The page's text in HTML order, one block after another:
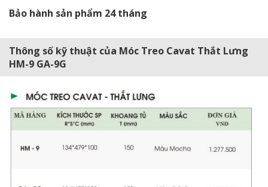
Bảo hành sản phẩm 24 tháng
Thông số kỹ thuật của Móc Treo Cavat Thắt Lưng
HM-9 GA-9G